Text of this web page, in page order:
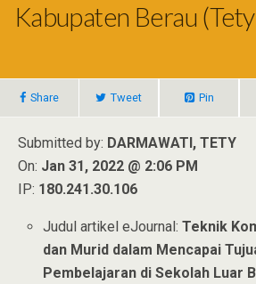
Kabupaten Berau
Share Tweet Pin
Submitted by: DARMAWATI, TETY
On: Jan 31, 2022 @ 2:06 PM
IP: 180.241.30.106
Judul artikel eJournal:Teknik
dan Murid dalam Mencapai
Pembelajaran di Sekolah Luar